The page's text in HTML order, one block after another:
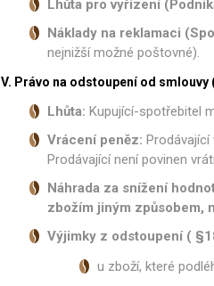
Lhůta pro vyřízení
Náklady na reklamaci
nejnižší možné poštovné).
IV. Právo na odstoupení od
Lhůta: Kupující-spotřebitel
Vrácení peněz: Prodávající
Prodávající není povinen
Náhrada za snížení
zbožím jiným způsobem,
Výjimky z odstoupení (
u zboží, které